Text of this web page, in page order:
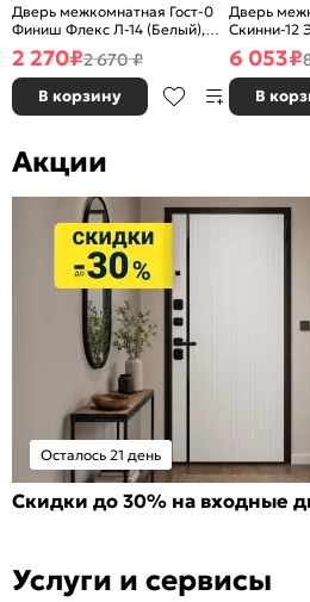
Дверь межкомнатная Гост-0
Финиш Флекс Л-14 (Белый),
глухая, каркасно-щитовая
2 270₽2 670 ₽
В корзину
Дверь
Скинни-12
декора,
без
6 053₽
В
Акции
Осталось 21 день
Скидки до 30% на входные
Услуги и сервисы